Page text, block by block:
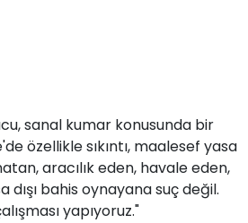
sanal kumar konusunda bir
özellikle sıkıntı, maalesef yasa
aracılık eden, havale eden,
bahis oynayana suç değil.
yapıyoruz."